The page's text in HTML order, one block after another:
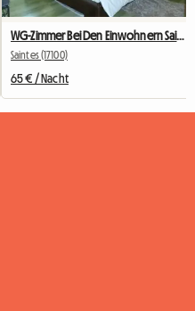
WG-Zimmer Bei Den Einwohnern Saintes
Saintes (17100)
65 € / Nacht